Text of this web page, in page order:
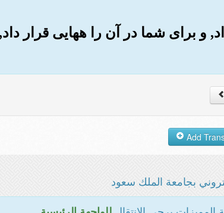
و برای شما در آن را ههایی قرار
بجامعة الملك سعود